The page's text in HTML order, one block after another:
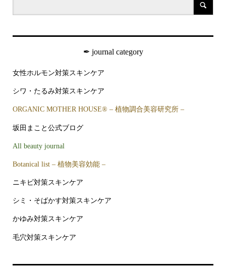
✒︎ journal category
女性ホルモン対策スキンケア
シワ・たるみ対策スキンケア
ORGANIC MOTHER HOUSE®︎ – 植物調合美容研究所 –
坂田まこと公式ブログ
All beauty journal
Botanical list – 植物美容効能 –
ニキビ対策スキンケア
シミ・そばかす対策スキンケア
かゆみ対策スキンケア
毛穴対策スキンケア